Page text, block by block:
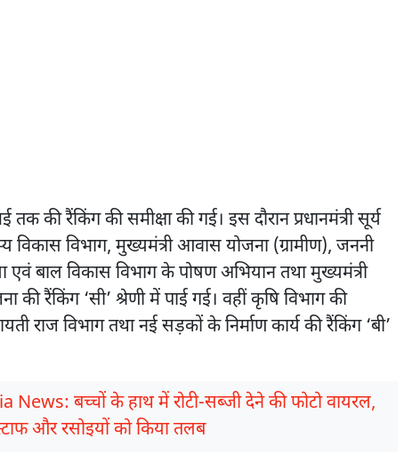
की रैंकिंग की समीक्षा की गई। इस दौरान प्रधानमंत्री सूर्य
विकास विभाग, मुख्यमंत्री आवास योजना (ग्रामीण), जननी
एवं बाल विकास विभाग के पोषण अभियान तथा मुख्यमंत्री
की रैंकिंग ‘सी’ श्रेणी में पाई गई। वहीं कृषि विभाग की
राज विभाग तथा नई सड़कों के निर्माण कार्य की रैंकिंग ‘बी’
News: बच्चों के हाथ में रोटी-सब्जी देने की फोटो वायरल,
और रसोइयों को किया तलब